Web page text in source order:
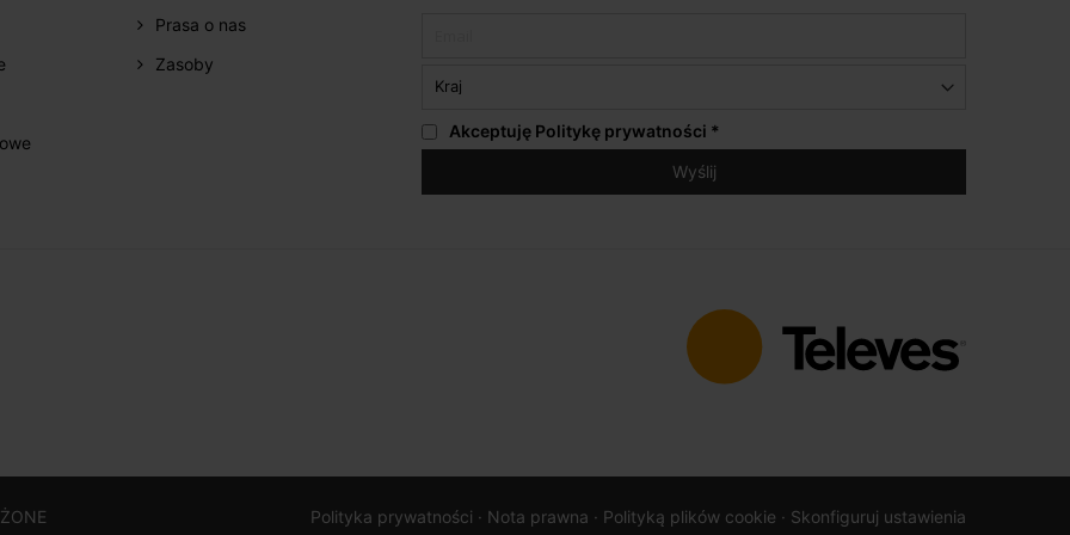
Prasa o nas
Zasoby
Akceptuję Politykę prywatności *
Polityka prywatności · Nota prawna · Polityką plików cookie · Skonfiguruj ustawienia